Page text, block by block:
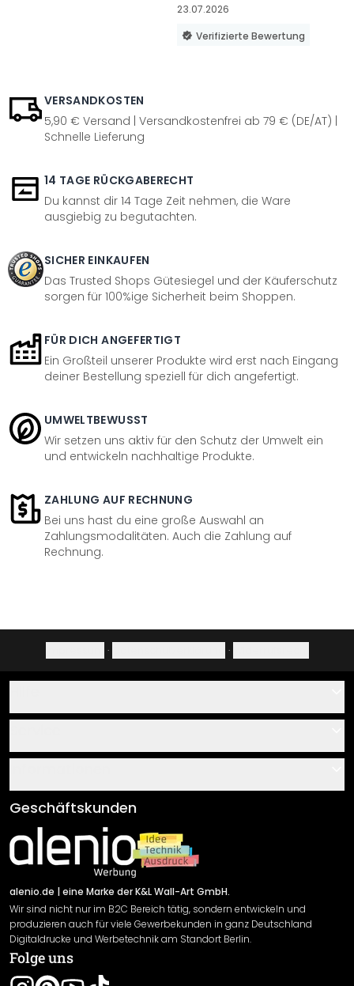
23.07.2026
Verifizierte Bewertung
VERSANDKOSTEN
5,90 € Versand | Versandkostenfrei ab 79 € (DE/AT) |
Schnelle Lieferung
14 TAGE RÜCKGABERECHT
Du kannst dir 14 Tage Zeit nehmen, die Ware
ausgiebig zu begutachten.
SICHER EINKAUFEN
Das Trusted Shops Gütesiegel und der Käuferschutz
sorgen für 100%ige Sicherheit beim Shoppen.
FÜR DICH ANGEFERTIGT
Ein Großteil unserer Produkte wird erst nach Eingang
deiner Bestellung speziell für dich angefertigt.
UMWELTBEWUSST
Wir setzen uns aktiv für den Schutz der Umwelt ein
und entwickeln nachhaltige Produkte.
ZAHLUNG AUF RECHNUNG
Bei uns hast du eine große Auswahl an
Zahlungsmodalitäten. Auch die Zahlung auf
Rechnung.
· ·
Über uns
Klebe- und Montageanleitungen
Newsletter An-/Abmeldung
Sendungsverfolgung
AGB
Impressum
Versand & Zahlung
Rücksendung
Widerrufsrecht
Datenschutzerklärung
Gewährleistung
Geschäftskunden
alenio.de | eine Marke der K&L Wall-Art GmbH.
Wir sind nicht nur im B2C Bereich tätig, sondern entwickeln und
produzieren auch für viele Gewerbekunden in ganz Deutschland
Digitaldrucke und Werbetechnik am Standort Berlin.
Folge uns